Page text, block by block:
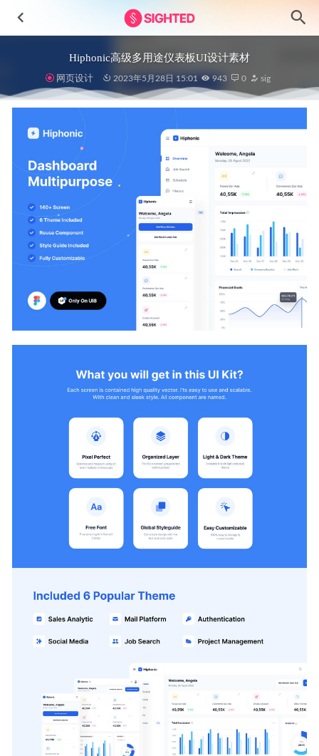
Hiphonic高级多用途仪表板UI设计素材
网页设计 2023年5月28日 15:01 943 0 sig
CaLan卡片式设计组件 .fig .sketch素材
2022-09-02
40+卡片式ui设计资源 Figma素材 2023-02-01
Enefty – NFT网站设计素材 .fig源文件
2022-05-14
25个毛玻璃风格图标 .fig素材 2022-06-12
outlook 邮箱ui设计 .fig素材